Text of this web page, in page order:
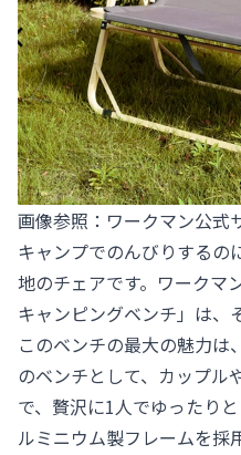
画像参照： ワークマン公式
キャンプでのんびりするの
地のチェアです。ワークマ
キャンピングベンチ」は、
このベンチの最大の魅力は
のベンチとして、カップル
で、贅沢に1人でゆったり
ルミニウム製フレームを採